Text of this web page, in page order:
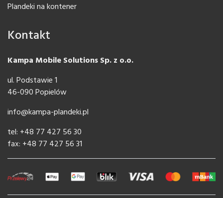
Plandeki na kontener
Kontakt
Kampa Mobile Solutions Sp. z o.o.
ul. Podstawie 1
46-090 Popielów
info@kampa-plandeki.pl
tel: +48 77 427 56 30
fax: +48 77 427 56 31